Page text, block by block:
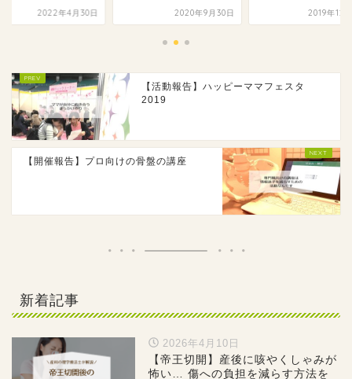
2022年4月30日 2020年9月30日 2019年12
【活動報告】ハッピーママフェスタ
2019
【開催報告】プロ向けの骨盤の講座
新着記事
2026年4月10日
【帝王切開】産後に咳やくしゃみが
怖い… 傷への負担を減らす方法を